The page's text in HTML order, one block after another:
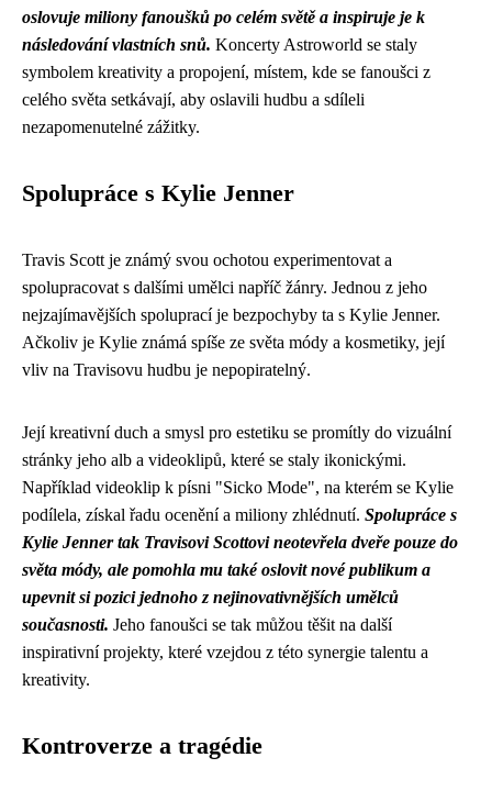
oslovuje miliony fanoušků po celém světě a inspiruje je k
následování vlastních snů. Koncerty Astroworld se staly
symbolem kreativity a propojení, místem, kde se fanoušci z
celého světa setkávají, aby oslavili hudbu a sdíleli
nezapomenutelné zážitky.
Spolupráce s Kylie Jenner
Travis Scott je známý svou ochotou experimentovat a
spolupracovat s dalšími umělci napříč žánry. Jednou z jeho
nejzajímavějších spoluprací je bezpochyby ta s Kylie Jenner.
Ačkoliv je Kylie známá spíše ze světa módy a kosmetiky, její
vliv na Travisovu hudbu je nepopiratelný.
Její kreativní duch a smysl pro estetiku se promítly do vizuální
stránky jeho alb a videoklipů, které se staly ikonickými.
Například videoklip k písni "Sicko Mode", na kterém se Kylie
podílela, získal řadu ocenění a miliony zhlédnutí. Spolupráce s
Kylie Jenner tak Travisovi Scottovi neotevřela dveře pouze do
světa módy, ale pomohla mu také oslovit nové publikum a
upevnit si pozici jednoho z nejinovativnějších umělců
současnosti. Jeho fanoušci se tak můžou těšit na další
inspirativní projekty, které vzejdou z této synergie talentu a
kreativity.
Kontroverze a tragédie